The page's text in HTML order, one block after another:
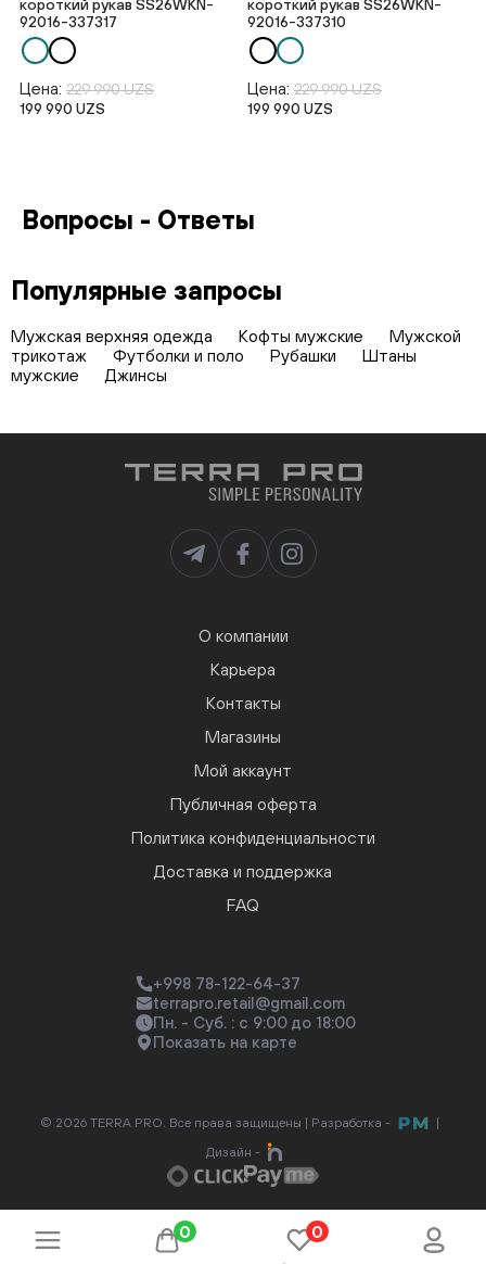
короткий рукав SS26WKN-
92016-337317
Цена: 229 990 UZS
199 990 UZS
короткий рукав SS26WKN-
92016-337310
Цена: 229 990 UZS
199 990 UZS
Вопросы - Ответы
Популярные запросы
Мужская верхняя одежда Кофты мужские
Мужской
трикотаж
Футболки и поло Рубашки
Штаны
мужские
Джинсы
0 0
О компании
Карьера
Контакты
Магазины
Мой аккаунт
Публичная оферта
Политика конфиденциальности
Доставка и поддержка
FAQ
+998 78-122-64-37
terrapro.retail@gmail.com
Пн. - Суб. : с 9:00 до 18:00
Показать на карте
© 2026 TERRA PRO. Все права защищены | Разработка -
Дизайн -